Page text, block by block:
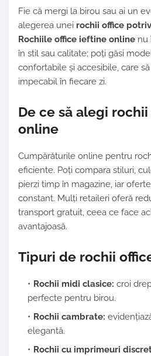
Fie că mergi la birou sau ai un
alegerea unei rochii office
Rochiile office ieftine online nu
în stil sau calitate; poți găsi
confortabile și accesibile, care
impecabil în fiecare zi.
De ce să alegi
online
Cumpărăturile online pentru
eficiente. Poți compara stiluri,
pierzi timp în magazine, iar
constant. Mulți retaileri oferă
transport gratuit, ceea ce face
avantajoasă.
Tipuri de rochii
Rochii midi clasice: croi
perfecte pentru birou.
Rochii cambrate:
elegantă.
Rochii cu imprimeuri